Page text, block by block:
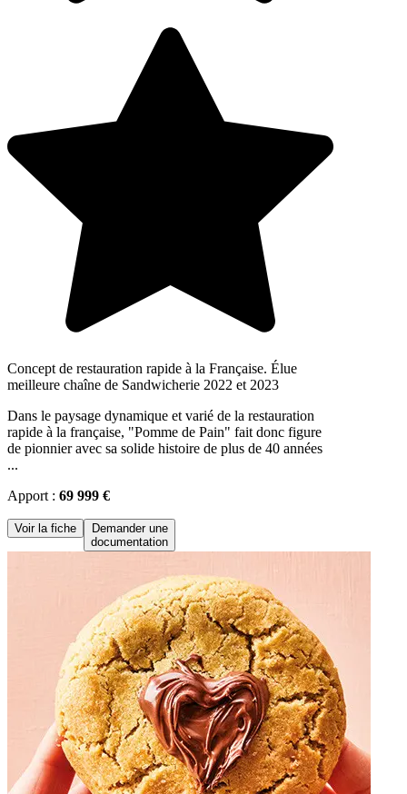
Concept de restauration rapide à la Française. Élue
meilleure chaîne de Sandwicherie 2022 et 2023
Dans le paysage dynamique et varié de la restauration
rapide à la française, "Pomme de Pain" fait donc figure
de pionnier avec sa solide histoire de plus de 40 années
...
Apport : 69 999 €
Voir la fiche
Demander une
documentation